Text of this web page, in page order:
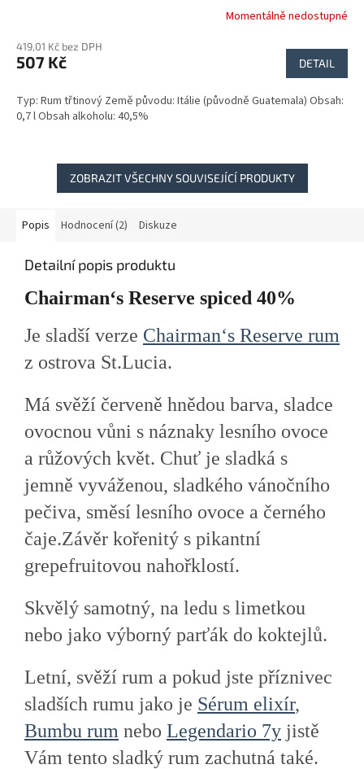
Momentálně nedostupné
419,01 Kč bez DPH
507 Kč DETAIL
Typ: Rum třtinový Země původu: Itálie (původně Guatemala) Obsah:
0,7 l Obsah alkoholu: 40,5%
ZOBRAZIT VŠECHNY SOUVISEJÍCÍ PRODUKTY
Popis Hodnocení (2) Diskuze
Detailní popis produktu
Chairman‘s Reserve spiced 40%
Je sladší verze Chairman‘s Reserve rum
z ostrova St.Lucia.
Má svěží červeně hnědou barva, sladce
ovocnou vůni s náznaky lesního ovoce
a růžových květ. Chuť je sladká s
jemně vyváženou, sladkého vánočního
pečiva, směsí lesního ovoce a černého
čaje.Závěr kořenitý s pikantní
grepefruitovou nahořklostí.
Skvělý samotný, na ledu s limetkou
nebo jako výborný parťák do koktejlů.
Letní, svěží rum a pokud jste příznivec
sladších rumu jako je Sérum elixír,
Bumbu rum nebo Legendario 7y jistě
Vám tento sladký rum zachutná také.